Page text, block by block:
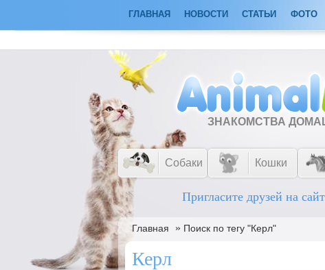
ГЛАВНАЯ НОВОСТИ СТАТЬИ ФОТО
ЗНАКОМСТВА
Собаки Кошки
Пригласите друзей на
Главная » Поиск по тегу "Керл"
Керл